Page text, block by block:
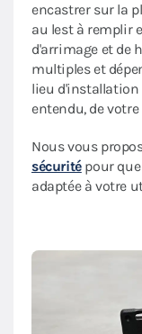
encastrer sur la
au lest à remplir
d'arrimage et de
multiples et
lieu d'installation
entendu, de
Nous vous
sécuritépour
adaptée à votre